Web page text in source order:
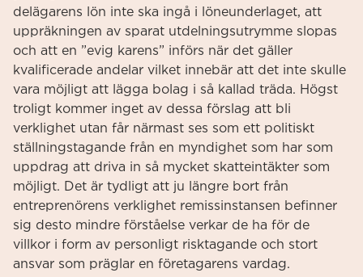
delägarens lön inte ska ingå i löneunderlaget, att
uppräkningen av sparat utdelningsutrymme slopas
och att en ”evig karens” införs när det gäller
kvalificerade andelar vilket innebär att det inte skulle
vara möjligt att lägga bolag i så kallad träda. Högst
troligt kommer inget av dessa förslag att bli
verklighet utan får närmast ses som ett politiskt
ställningstagande från en myndighet som har som
uppdrag att driva in så mycket skatteintäkter som
möjligt. Det är tydligt att ju längre bort från
entreprenörens verklighet remissinstansen befinner
sig desto mindre förståelse verkar de ha för de
villkor i form av personligt risktagande och stort
ansvar som präglar en företagarens vardag.